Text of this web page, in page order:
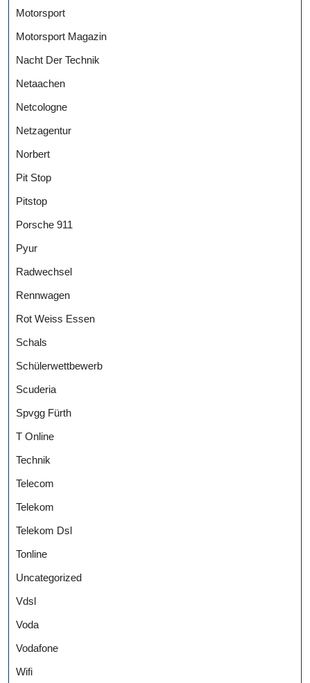
Motorsport
Motorsport Magazin
Nacht Der Technik
Netaachen
Netcologne
Netzagentur
Norbert
Pit Stop
Pitstop
Porsche 911
Pyur
Radwechsel
Rennwagen
Rot Weiss Essen
Schals
Schülerwettbewerb
Scuderia
Spvgg Fürth
T Online
Technik
Telecom
Telekom
Telekom Dsl
Tonline
Uncategorized
Vdsl
Voda
Vodafone
Wifi